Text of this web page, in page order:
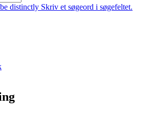
distinctly Skriv et søgeord i søgefeltet.